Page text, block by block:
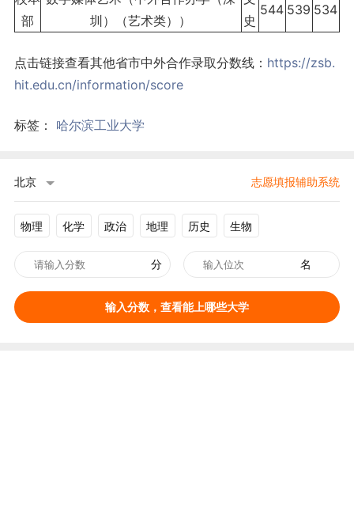
部
圳）（艺术类））
史
544 539 534
点击链接查看其他省市中外合作录取分数线： https://zsb.
hit.edu.cn/information/score
标签： 哈尔滨工业大学
北京 志愿填报辅助系统
物理 化学 政治 地理 历史 生物
分 名
输入分数，查看能上哪些大学